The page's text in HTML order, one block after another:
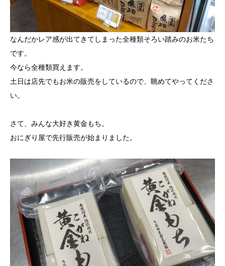
なんだかレア感が出てきてしまった全種類そろい踏みのお米たち
です。
今なら全種類買えます。
土日は店先でもお米の販売をしているので、眺めてやってくださ
い。
さて、みんな大好き黄金もち。
おにぎり屋で先行販売が始まりました。